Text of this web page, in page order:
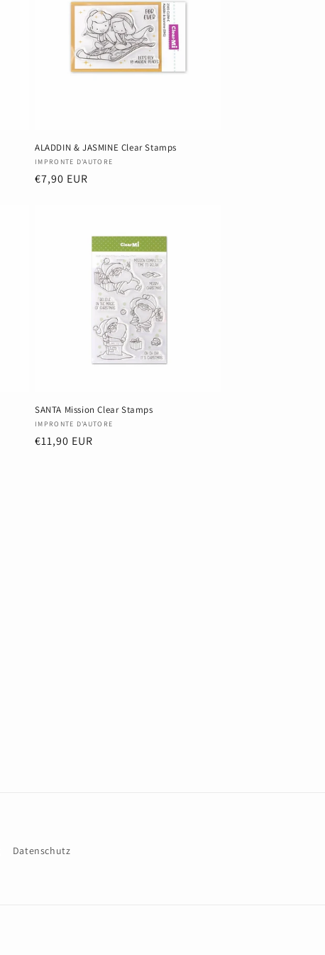
ALADDIN & JASMINE Clear Stamps
Anbieter:
IMPRONTE D'AUTORE
Normaler
€7,90 EUR
SANTA Mission Clear Stamps
Anbieter:
IMPRONTE D'AUTORE
Normaler
€11,90 EUR
Datenschutz